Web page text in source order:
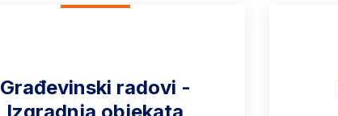
Građevinski radovi -